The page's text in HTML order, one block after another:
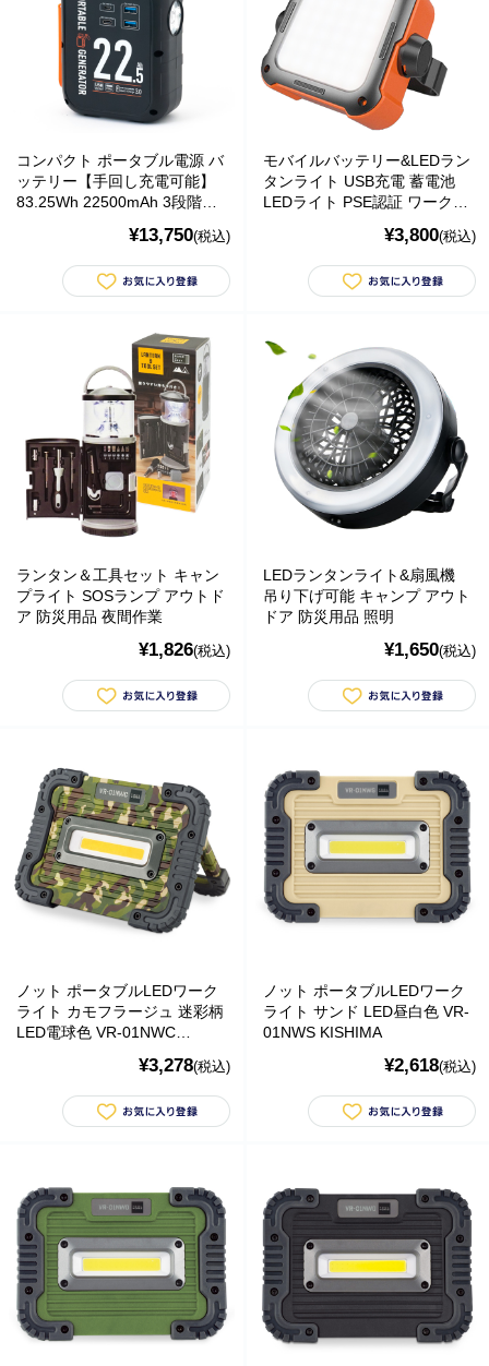
コンパクト ポータブル電源 バ
ッテリー【手回し充電可能】
83.25Wh 22500mAh 3段階調
820g) 持ち運び アウトドア・
防災・旅行
¥13,750(税込)
モバイルバッテリー&LEDラン
タンライト USB充電 蓄電池
LEDライト PSE認証 ワークラ
¥3,800(税込)
ランタン＆工具セット キャン
プライト SOSランプ アウトド
ア 防災用品 夜間作業
¥1,826(税込)
LEDランタンライト&扇風機
吊り下げ可能 キャンプ アウト
ドア 防災用品 照明
¥1,650(税込)
ノット ポータブルLEDワーク
ライト カモフラージュ 迷彩柄
LED電球色 VR-01NWC
¥3,278(税込)
ノット ポータブルLEDワーク
ライト サンド LED昼白色 VR-
01NWS KISHIMA
¥2,618(税込)
商品カテゴリー
食品
ペットフード・グッズ
動物モチーフグッズ
コンテナキャリー
美容
アパレル
アクセサリー
アウトドア